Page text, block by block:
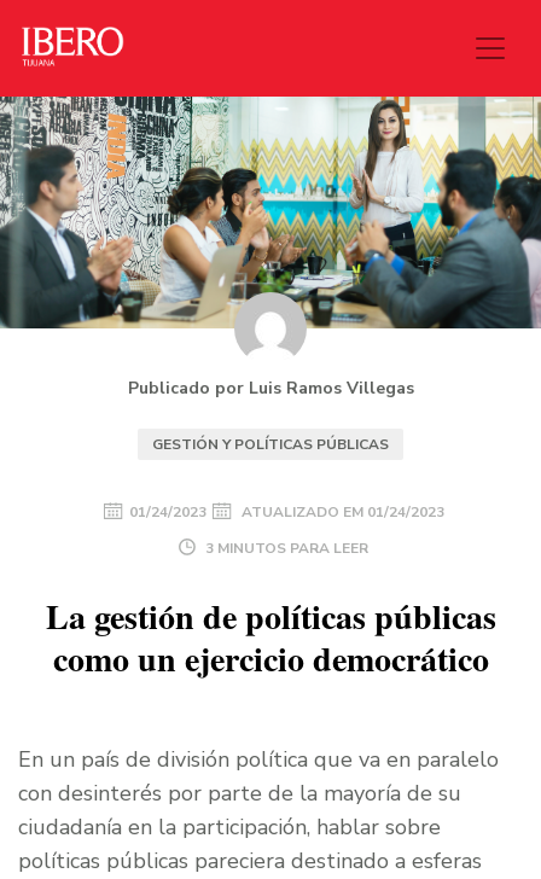
Publicado por Luis Ramos Villegas
GESTIÓN Y POLÍTICAS PÚBLICAS
01/24/2023 ATUALIZADO EM 01/24/2023
3 MINUTOS PARA LEER
La gestión de políticas públicas
como un ejercicio democrático
En un país de división política que va en paralelo
con desinterés por parte de la mayoría de su
ciudadanía en la participación, hablar sobre
políticas públicas pareciera destinado a esferas